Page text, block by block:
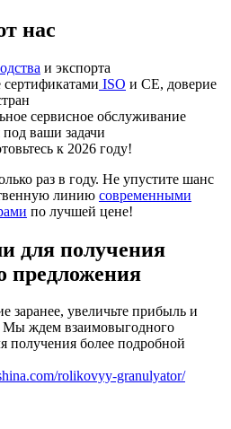
нас
и экспорта
сертификатами ISO и CE, доверие
сервисное обслуживание
ваши задачи
к 2026 году!
раз в году. Не упустите шанс
линию современными
по лучшей цене!
для получения
предложения
заранее, увеличьте прибыль и
Мы ждем взаимовыгодного
получения более подробной
rolikovyy-granulyator/